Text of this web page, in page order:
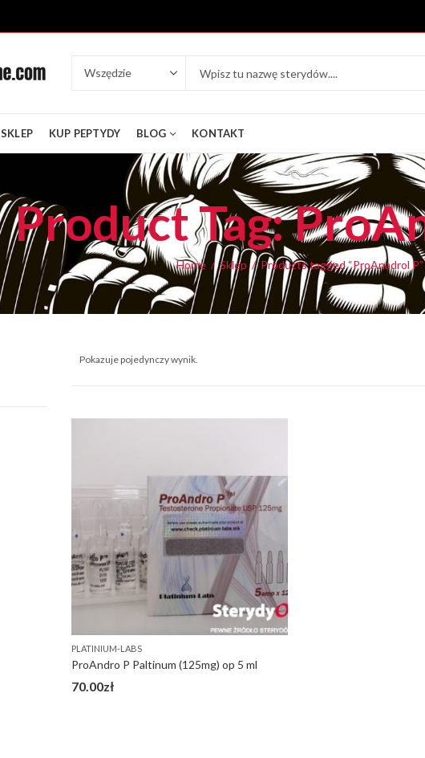
SKLEP KUP PEPTYDY BLOG KONTAKT
Product Tag:
Home Sklep Products tagged “ProAnadrol P”
Pokazuje pojedynczy wynik.
PLATINIUM-LABS
ProAndro P Paltinum (125mg) op 5 ml
70.00zł